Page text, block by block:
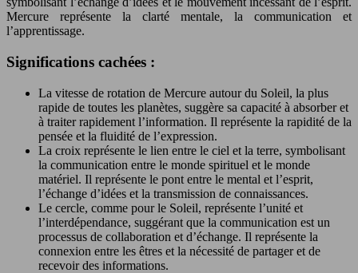
Mercure représente la clarté mentale, la communication et
l’apprentissage.
Significations cachées :
La vitesse de rotation de Mercure autour du Soleil, la plus
rapide de toutes les planètes, suggère sa capacité à absorber et
à traiter rapidement l’information. Il représente la rapidité de la
pensée et la fluidité de l’expression.
La croix représente le lien entre le ciel et la terre, symbolisant
la communication entre le monde spirituel et le monde
matériel. Il représente le pont entre le mental et l’esprit,
l’échange d’idées et la transmission de connaissances.
Le cercle, comme pour le Soleil, représente l’unité et
l’interdépendance, suggérant que la communication est un
processus de collaboration et d’échange. Il représente la
connexion entre les êtres et la nécessité de partager et de
recevoir des informations.